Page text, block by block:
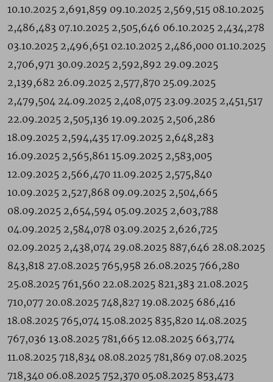
10.10.2025 2,691,859 09.10.2025 2,569,515 08.10.2025
2,486,483 07.10.2025 2,505,646 06.10.2025 2,434,278
03.10.2025 2,496,651 02.10.2025 2,486,000 01.10.2025
2,706,971 30.09.2025 2,592,892 29.09.2025
2,139,682 26.09.2025 2,577,870 25.09.2025
2,479,504 24.09.2025 2,408,075 23.09.2025 2,451,517
22.09.2025 2,505,136 19.09.2025 2,506,286
18.09.2025 2,594,435 17.09.2025 2,648,283
16.09.2025 2,565,861 15.09.2025 2,583,005
12.09.2025 2,566,470 11.09.2025 2,575,840
10.09.2025 2,527,868 09.09.2025 2,504,665
08.09.2025 2,654,594 05.09.2025 2,603,788
04.09.2025 2,584,078 03.09.2025 2,626,725
02.09.2025 2,438,074 29.08.2025 887,646 28.08.2025
843,818 27.08.2025 765,958 26.08.2025 766,280
25.08.2025 761,560 22.08.2025 821,383 21.08.2025
710,077 20.08.2025 748,827 19.08.2025 686,416
18.08.2025 765,074 15.08.2025 835,820 14.08.2025
767,036 13.08.2025 781,665 12.08.2025 663,774
11.08.2025 718,834 08.08.2025 781,869 07.08.2025
718,340 06.08.2025 752,370 05.08.2025 853,473